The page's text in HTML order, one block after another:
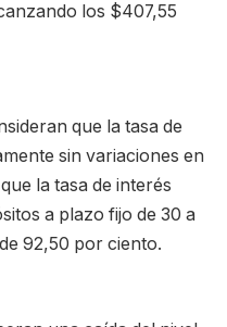
los $407,55
que la tasa de
sin variaciones en
la tasa de interés
a plazo fijo de 30 a
92,50 por ciento.